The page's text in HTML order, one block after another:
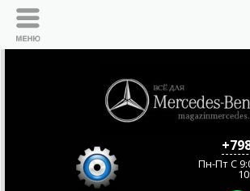
Пн-Пт C